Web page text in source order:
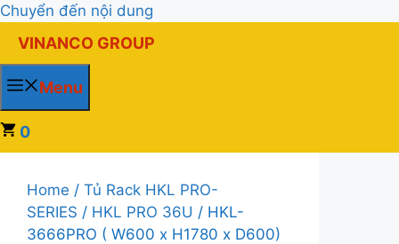
Chuyển đến nội dung
VINANCO GROUP
Menu
0
Home / Tủ Rack HKL PRO-
SERIES / HKL PRO 36U / HKL-
3666PRO ( W600 x H1780 x D600)